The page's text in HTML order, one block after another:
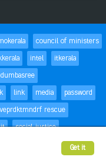
Get it
council of ministers
intel
itkerala
link media
password
rescue
social justice
trackbacks